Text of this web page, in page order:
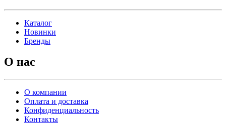
Каталог
Новинки
Бренды
О нас
О компании
Оплата и доставка
Конфиденциальность
Контакты